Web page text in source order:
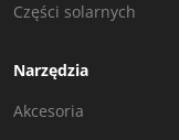
Części solarnych
Narzędzia
Akcesoria